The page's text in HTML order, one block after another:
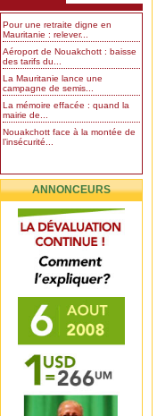
Pour une retraite digne en
Mauritanie : relever...
Aéroport de Nouakchott : baisse
des tarifs du...
La Mauritanie lance une
campagne de semis...
La mémoire effacée : quand la
mairie de...
Nouakchott face à la montée de
l’insécurité...
ANNONCEURS